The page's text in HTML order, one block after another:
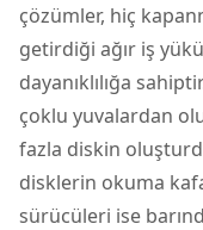
çözümler, hiç
getirdiği ağır iş
dayanıklılığa
çoklu yuvalardan
fazla diskin
disklerin okuma
sürücüleri ise